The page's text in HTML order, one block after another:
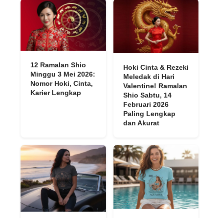
12 Ramalan Shio
Minggu 3 Mei 2026:
Nomor Hoki, Cinta,
Karier Lengkap
Hoki Cinta & Rezeki
Meledak di Hari
Valentine! Ramalan
Shio Sabtu, 14
Februari 2026
Paling Lengkap
dan Akurat